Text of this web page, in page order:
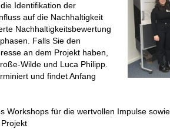
Identifikation der
auf die Nachhaltigkeit
Nachhaltigkeitsbewertung
Falls Sie den
an dem Projekt haben,
Wilde und Luca Philipp.
und findet Anfang
Workshops für die wertvollen Impulse